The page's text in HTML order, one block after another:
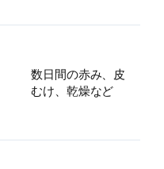
数日間の赤み、皮
むけ、乾燥など